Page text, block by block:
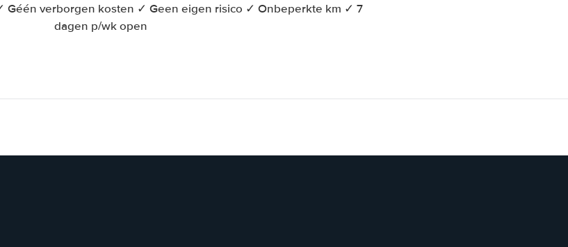
Géén verborgen kosten ✓ Geen eigen risico ✓ Onbeperkte km ✓ 7
dagen p/wk open